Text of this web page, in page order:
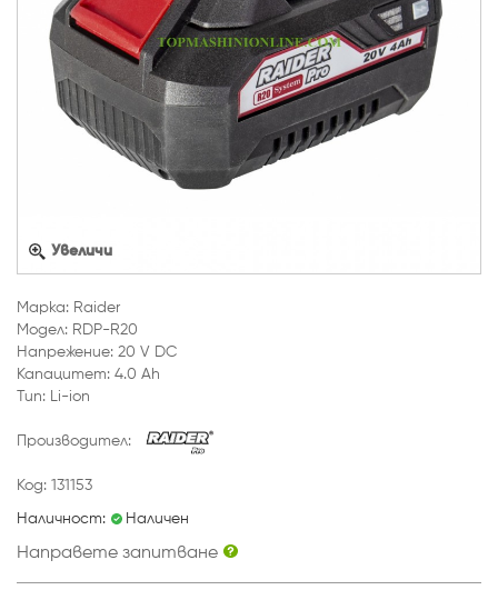
Увеличи
Марка: Raider
Модел: RDP-R20
Напрежение: 20 V DC
Капацитет: 4.0 Ah
Тип: Li-ion
Производител:
Код: 131153
Наличност: Наличен
Направете запитване